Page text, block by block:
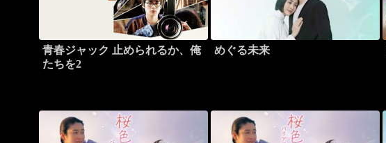
青春ジャック 止められるか、俺
たちを2
めぐる未来